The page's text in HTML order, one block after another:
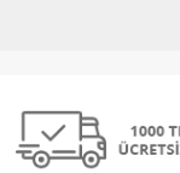
Ansiklopedi
Edebiyat